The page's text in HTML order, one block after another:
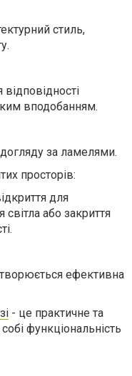
стиль,
вподобанням.
за ламелями.
просторів:
для
або закриття
ефективна
- це практичне та
функціональність